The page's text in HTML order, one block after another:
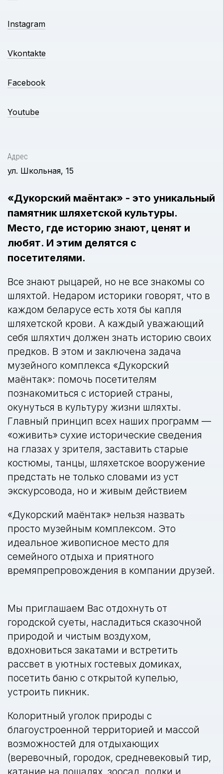
Instagram
Vkontakte
Facebook
Youtube
Адрес
ул. Школьная, 15
«Дукорский маёнтак» - это уникальный
памятник шляхетской культуры.
Место, где историю знают, ценят и
любят. И этим делятся с
посетителями.
Все знают рыцарей, но не все знакомы со
шляхтой. Недаром историки говорят, что в
каждом беларусе есть хотя бы капля
шляхетской крови. А каждый уважающий
себя шляхтич должен знать историю своих
предков. В этом и заключена задача
музейного комплекса «Дукорский
маёнтак»: помочь посетителям
познакомиться с историей страны,
окунуться в культуру жизни шляхты.
Главный принцип всех наших программ —
«оживить» сухие исторические сведения
на глазах у зрителя, заставить старые
костюмы, танцы, шляхетское вооружение
предстать не только словами из уст
экскурсовода, но и живым действием
«Дукорский маёнтак» нельзя назвать
просто музейным комплексом. Это
идеальное живописное место для
семейного отдыха и приятного
времяпрепровождения в компании друзей.
Мы приглашаем Вас отдохнуть от
городской суеты, насладиться сказочной
природой и чистым воздухом,
вдохновиться закатами и встретить
рассвет в уютных гостевых домиках,
посетить баню с открытой купелью,
устроить пикник.
Колоритный уголок природы с
благоустроенной территорией и массой
возможностей для отдыхающих
(веревочный, городок, средневековый тир,